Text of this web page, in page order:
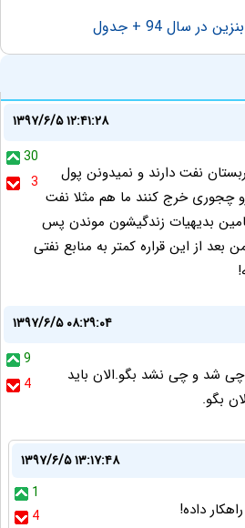
۱۳۹۷/۶/۵ ۱۲:۴۱:۲۸
30
3
نفت دارند و نمیدونن پول
چجوری خرج کنند ما هم مثلا نفت
بدیهیات زندگیشون موندن پس
بعد از این قراره کمتر به منابع نفتی
۱۳۹۷/۶/۵ ۰۸:۲۹:۰۴
9
4
شد و چی نشد بگو.الان باید
بگو.
۱۳۹۷/۶/۵ ۱۳:۱۷:۴۸
1
4
داده!